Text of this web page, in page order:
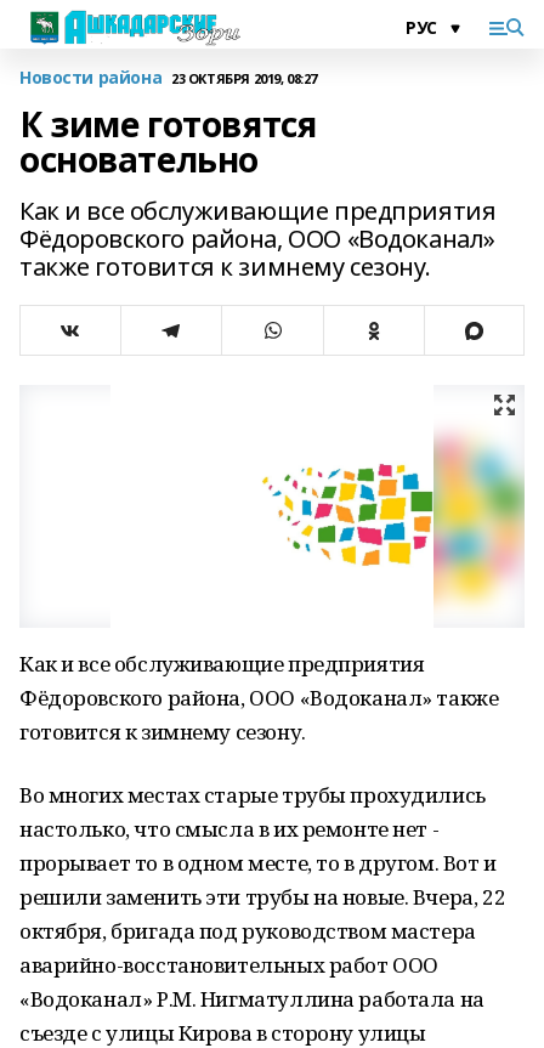
Новости района 23 ОКТЯБРЯ 2019, 08:27
К зиме готовятся
основательно
Как и все обслуживающие предприятия
Фёдоровского района, ООО «Водоканал»
также готовится к зимнему сезону.
Как и все обслуживающие предприятия
Фёдоровского района, ООО «Водоканал» также
готовится к зимнему сезону.
Во многих местах старые трубы прохудились
настолько, что смысла в их ремонте нет -
прорывает то в одном месте, то в другом. Вот и
решили заменить эти трубы на новые. Вчера, 22
октября, бригада под руководством мастера
аварийно-восстановительных работ ООО
«Водоканал» Р.М. Нигматуллина работала на
съезде с улицы Кирова в сторону улицы